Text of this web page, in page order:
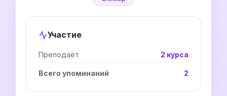
Участие
Преподаёт 2 курса
Всего упоминаний 2